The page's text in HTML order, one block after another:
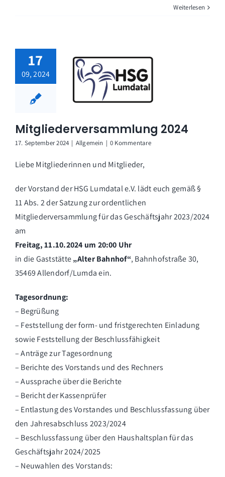
Weiterlesen
17
09, 2024
Mitgliederversammlung 2024
17. September 2024 | Allgemein | 0 Kommentare
Liebe Mitgliederinnen und Mitglieder,
der Vorstand der HSG Lumdatal e.V. lädt euch gemäß §
11 Abs. 2 der Satzung zur ordentlichen
Mitgliederversammlung für das Geschäftsjahr 2023/2024
am
Freitag, 11.10.2024 um 20:00 Uhr
in die Gaststätte„Alter Bahnhof“, Bahnhofstraße 30,
35469 Allendorf/Lumda ein.
Tagesordnung:
– Begrüßung
– Feststellung der form- und fristgerechten Einladung
sowie Feststellung der Beschlussfähigkeit
– Anträge zur Tagesordnung
– Berichte des Vorstands und des Rechners
– Aussprache über die Berichte
– Bericht der Kassenprüfer
– Entlastung des Vorstandes und Beschlussfassung über
den Jahresabschluss 2023/2024
– Beschlussfassung über den Haushaltsplan für das
Geschäftsjahr 2024/2025
– Neuwahlen des Vorstands: